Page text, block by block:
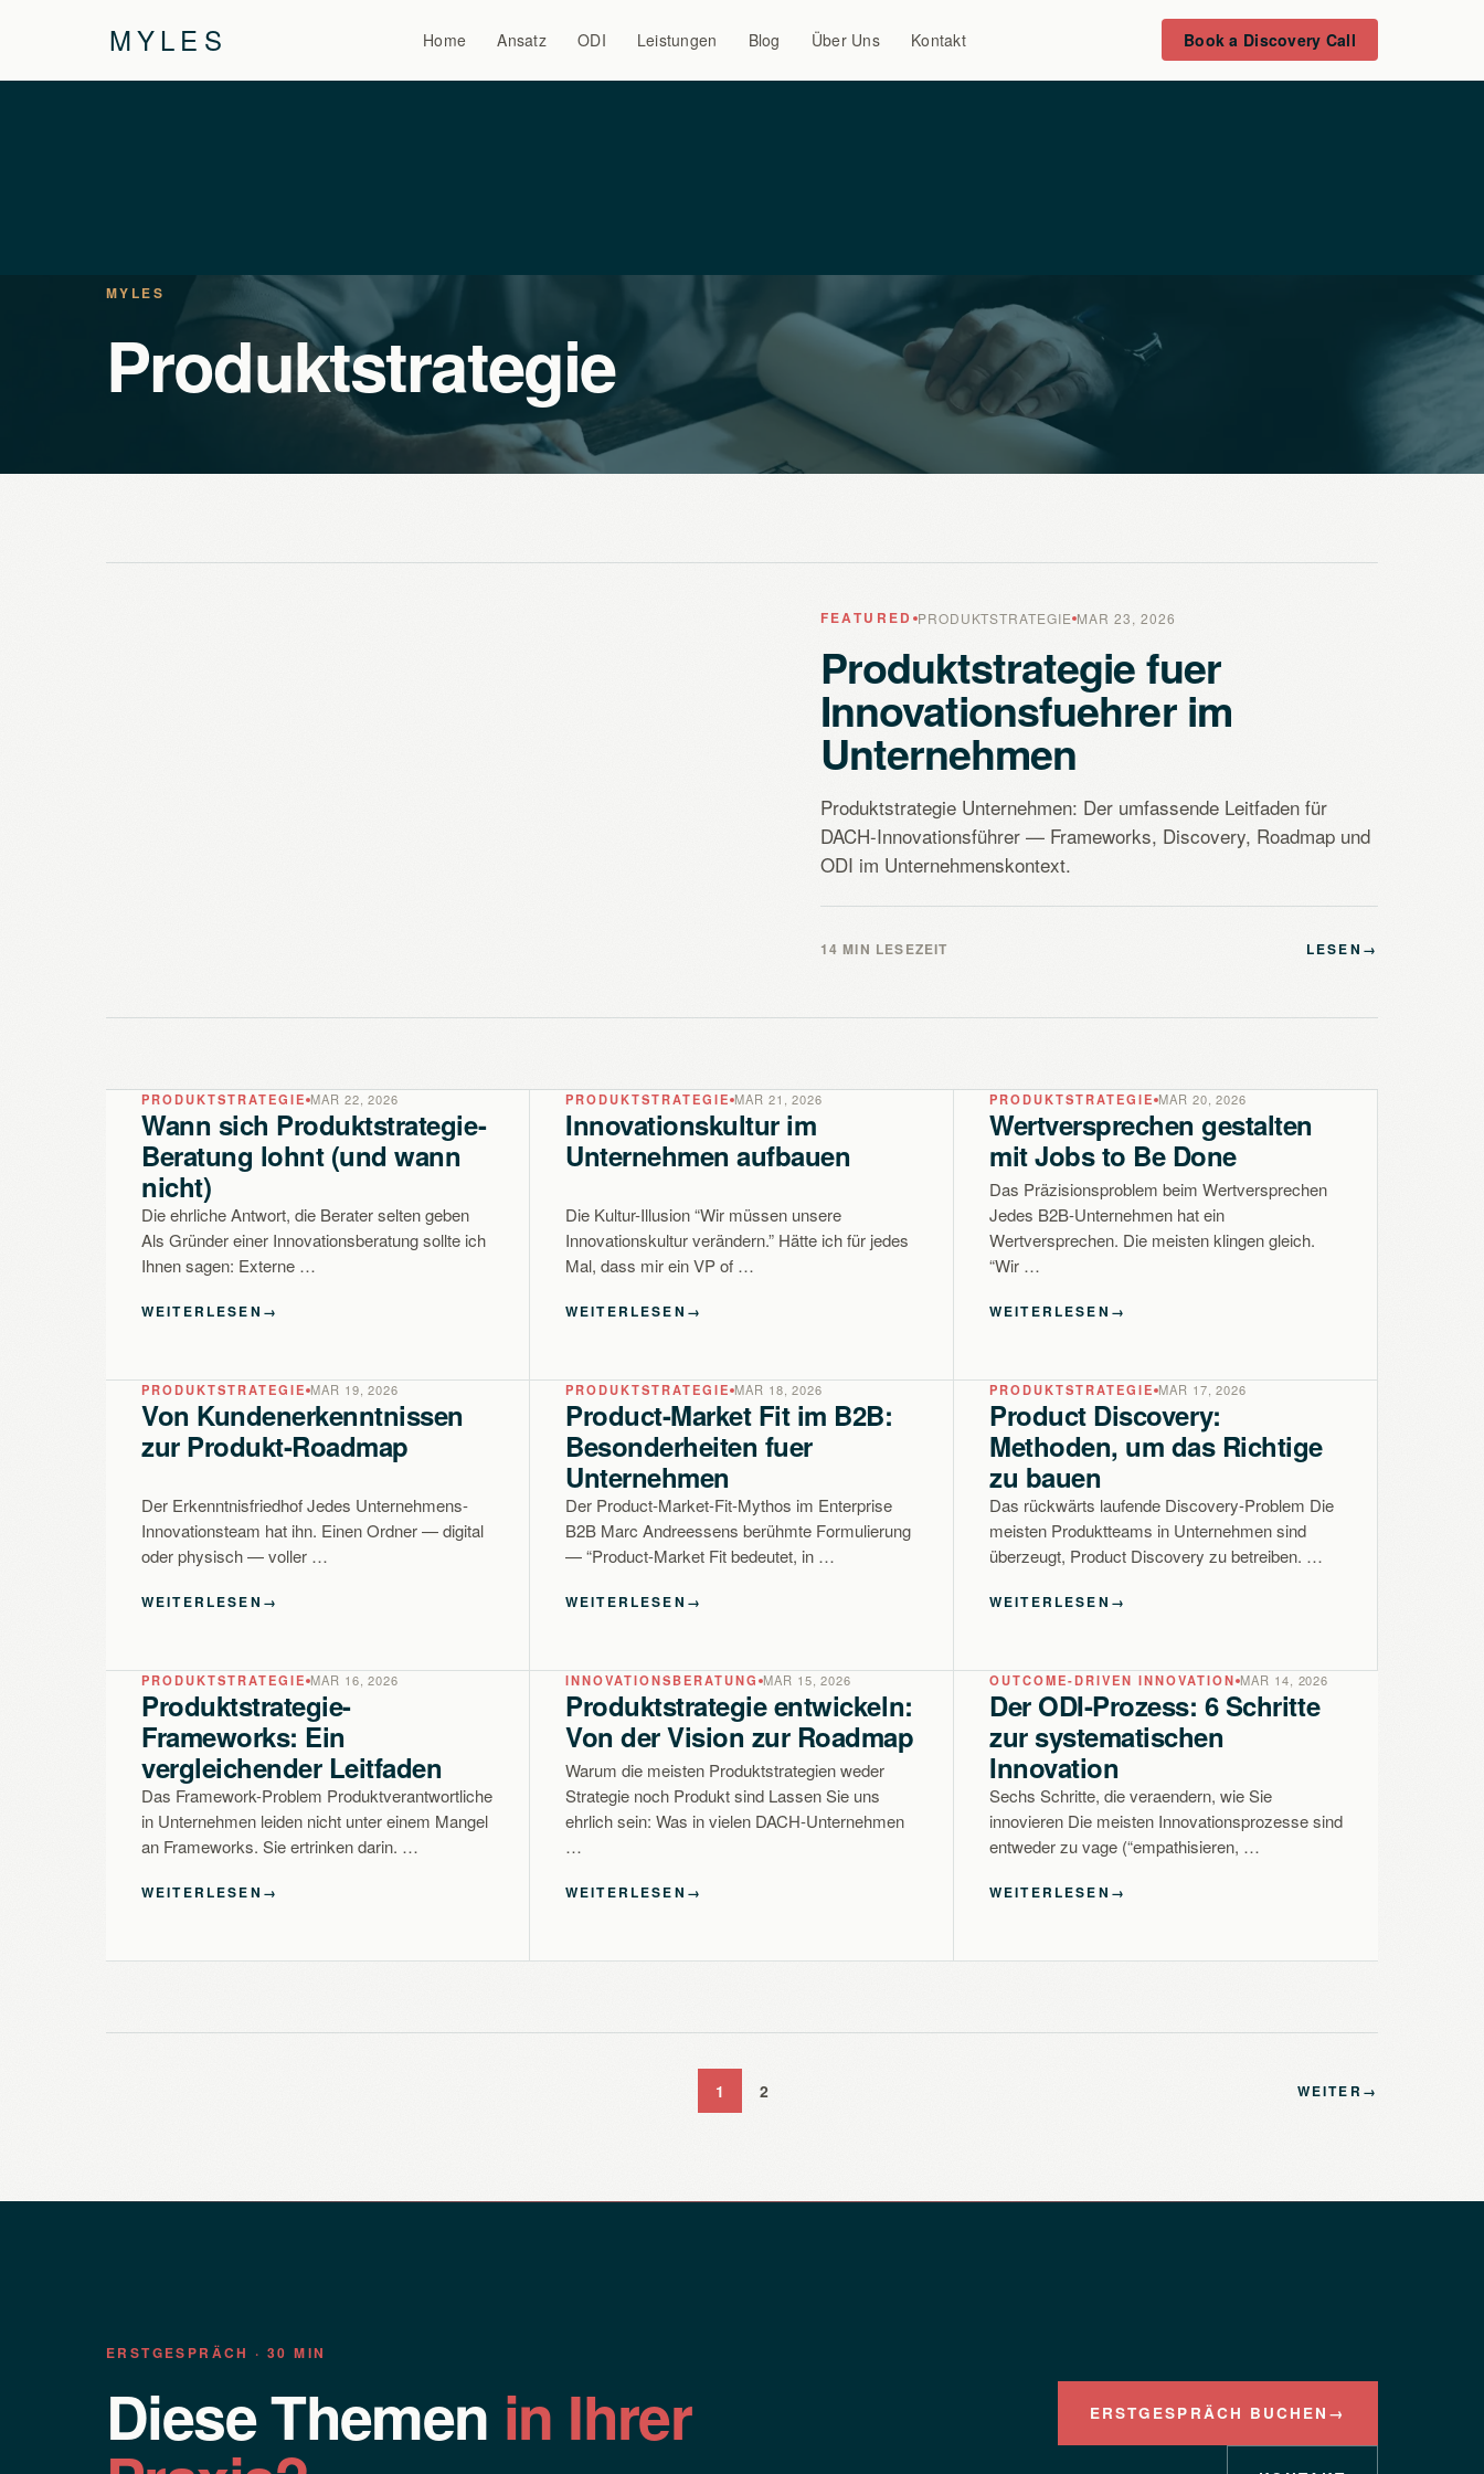
MYLES Home Ansatz ODI Leistungen Blog Über Uns Kontakt Book a Discovery Call
MYLES
Produktstrategie
FEATURED PRODUKTSTRATEGIE MAR 23, 2026
Produktstrategie fuer
Innovationsfuehrer im
Unternehmen
Produktstrategie Unternehmen: Der umfassende Leitfaden für
DACH-Innovationsführer — Frameworks, Discovery, Roadmap und
ODI im Unternehmenskontext.
14 MIN LESEZEIT LESEN →
PRODUKTSTRATEGIE MAR 22, 2026
Wann sich Produktstrategie-
Beratung lohnt (und wann
nicht)
Die ehrliche Antwort, die Berater selten geben
Als Gründer einer Innovationsberatung sollte ich
Ihnen sagen: Externe …
WEITERLESEN →
PRODUKTSTRATEGIE MAR 21, 2026
Innovationskultur im
Unternehmen aufbauen
Die Kultur-Illusion “Wir müssen unsere
Innovationskultur verändern.” Hätte ich für jedes
Mal, dass mir ein VP of …
WEITERLESEN →
PRODUKTSTRATEGIE MAR 20, 2026
Wertversprechen gestalten
mit Jobs to Be Done
Das Präzisionsproblem beim Wertversprechen
Jedes B2B-Unternehmen hat ein
Wertversprechen. Die meisten klingen gleich.
“Wir …
WEITERLESEN →
PRODUKTSTRATEGIE MAR 19, 2026
Von Kundenerkenntnissen
zur Produkt-Roadmap
Der Erkenntnisfriedhof Jedes Unternehmens-
Innovationsteam hat ihn. Einen Ordner — digital
oder physisch — voller …
WEITERLESEN →
PRODUKTSTRATEGIE MAR 18, 2026
Product-Market Fit im B2B:
Besonderheiten fuer
Unternehmen
Der Product-Market-Fit-Mythos im Enterprise
B2B Marc Andreessens berühmte Formulierung
— “Product-Market Fit bedeutet, in …
WEITERLESEN →
PRODUKTSTRATEGIE MAR 17, 2026
Product Discovery:
Methoden, um das Richtige
zu bauen
Das rückwärts laufende Discovery-Problem Die
meisten Produktteams in Unternehmen sind
überzeugt, Product Discovery zu betreiben. …
WEITERLESEN →
PRODUKTSTRATEGIE MAR 16, 2026
Produktstrategie-
Frameworks: Ein
vergleichender Leitfaden
Das Framework-Problem Produktverantwortliche
in Unternehmen leiden nicht unter einem Mangel
an Frameworks. Sie ertrinken darin. …
WEITERLESEN →
INNOVATIONSBERATUNG MAR 15, 2026
Produktstrategie entwickeln:
Von der Vision zur Roadmap
Warum die meisten Produktstrategien weder
Strategie noch Produkt sind Lassen Sie uns
ehrlich sein: Was in vielen DACH-Unternehmen
…
WEITERLESEN →
OUTCOME-DRIVEN INNOVATION MAR 14, 2026
Der ODI-Prozess: 6 Schritte
zur systematischen
Innovation
Sechs Schritte, die veraendern, wie Sie
innovieren Die meisten Innovationsprozesse sind
entweder zu vage (“empathisieren, …
WEITERLESEN →
1 2 WEITER →
ERSTGESPRÄCH · 30 MIN
Diese Themen in Ihrer ERSTGESPRÄCH BUCHEN →